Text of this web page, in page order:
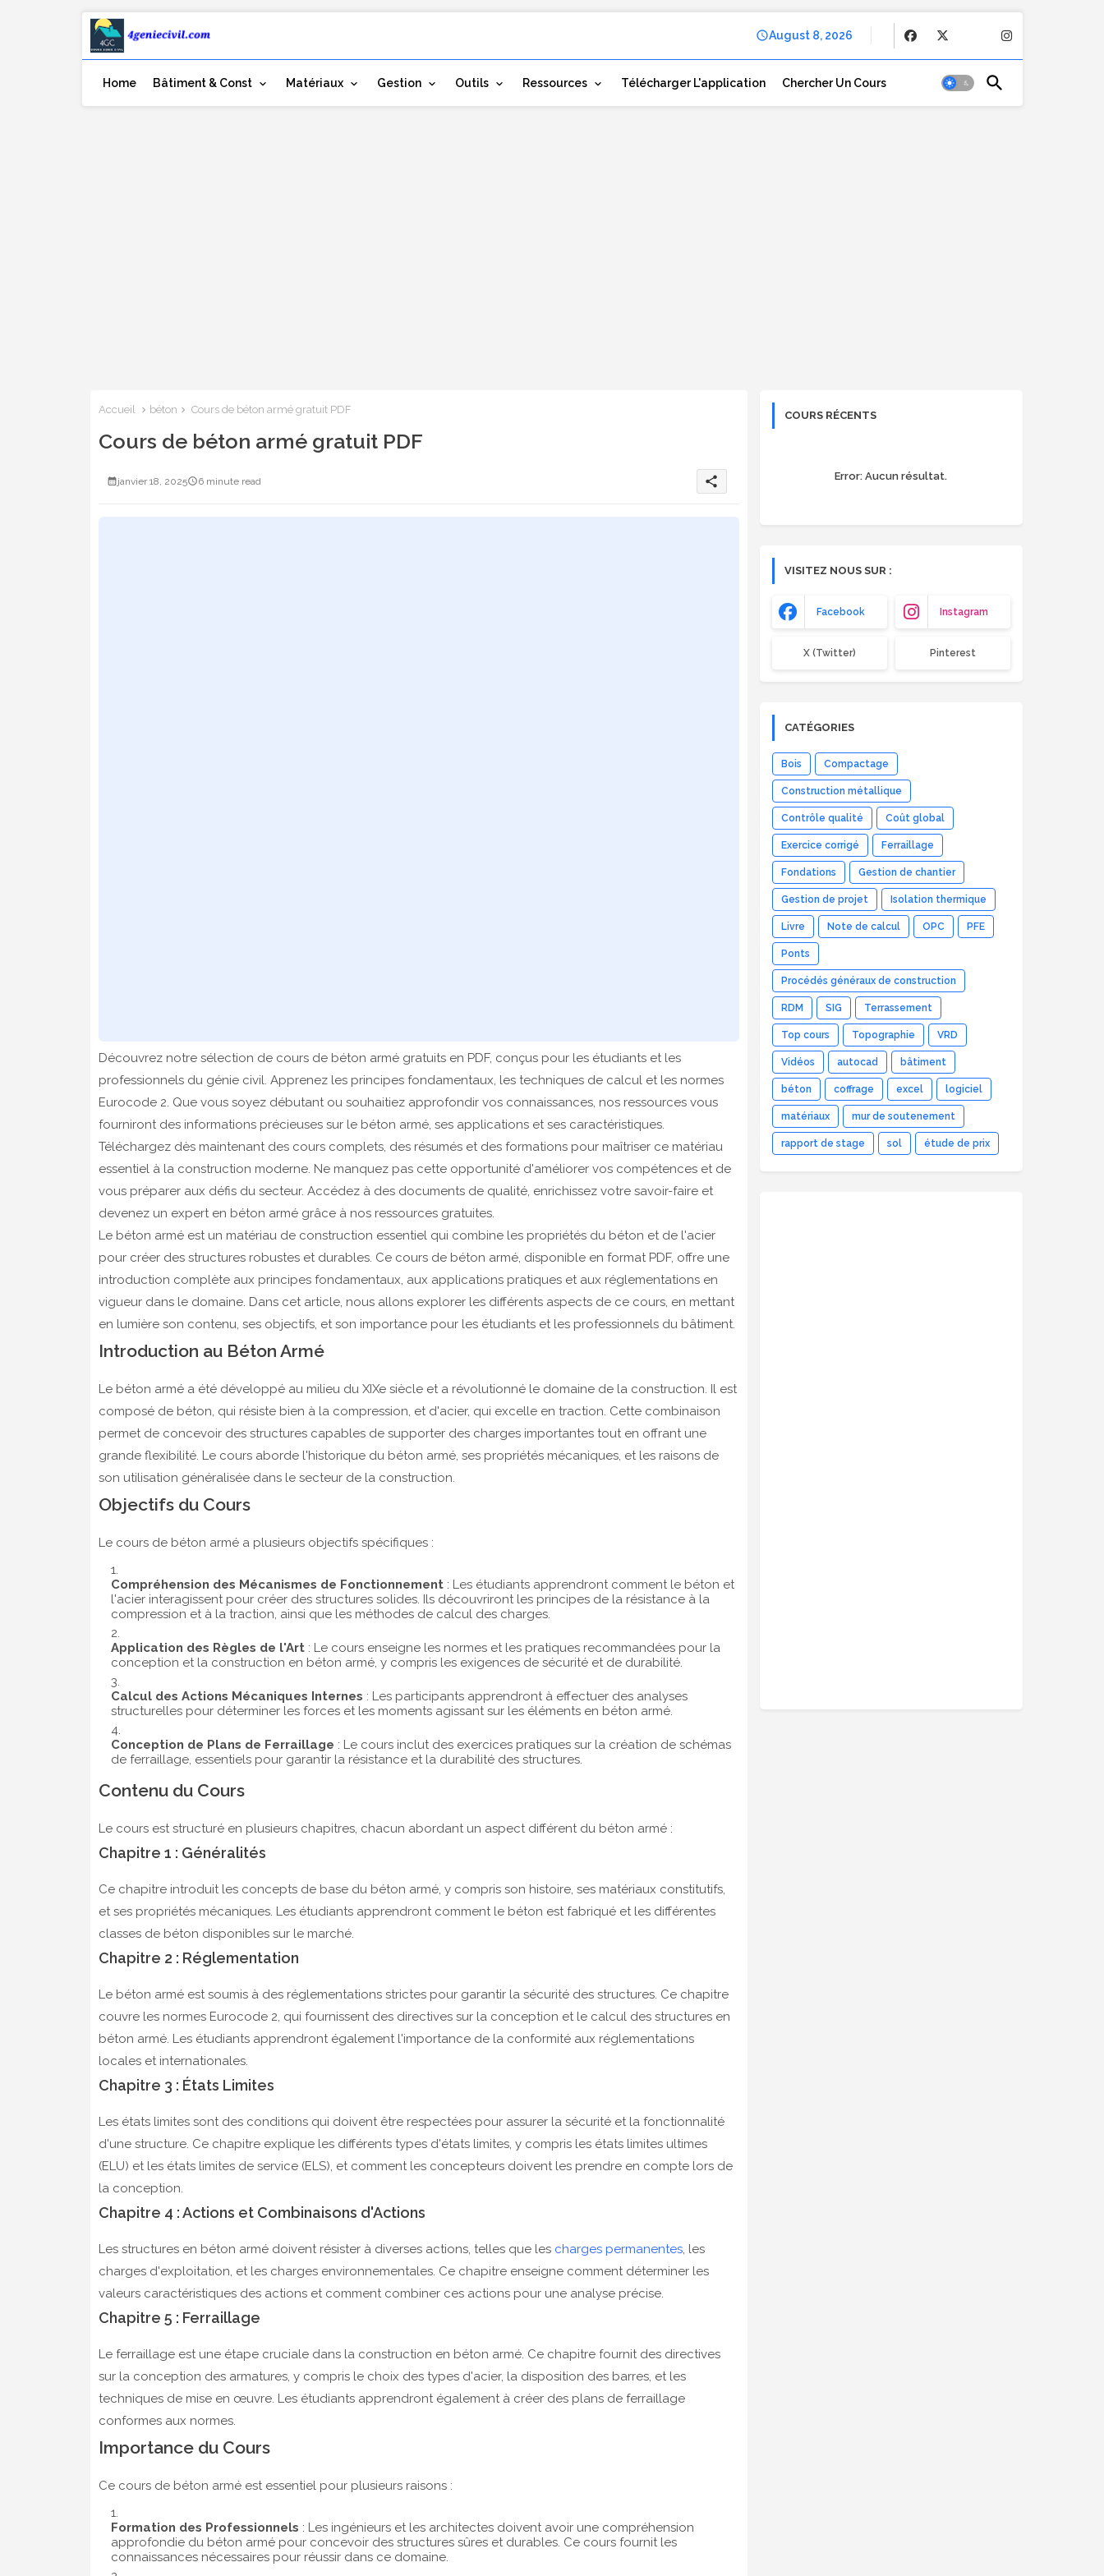
August 8, 2026
Home Bâtiment & Const Matériaux Gestion Outils Ressources Télécharger L'application Chercher Un Cours
Accueil béton Cours de béton armé gratuit PDF
Cours de béton armé gratuit PDF
janvier 18, 2025 6 minute read share
Découvrez notre sélection de cours de béton armé gratuits en PDF, conçus pour les étudiants et les
professionnels du génie civil. Apprenez les principes fondamentaux, les techniques de calcul et les normes
Eurocode 2. Que vous soyez débutant ou souhaitiez approfondir vos connaissances, nos ressources vous
fourniront des informations précieuses sur le béton armé, ses applications et ses caractéristiques.
Téléchargez dès maintenant des cours complets, des résumés et des formations pour maîtriser ce matériau
essentiel à la construction moderne. Ne manquez pas cette opportunité d'améliorer vos compétences et de
vous préparer aux défis du secteur. Accédez à des documents de qualité, enrichissez votre savoir-faire et
devenez un expert en béton armé grâce à nos ressources gratuites.
Le béton armé est un matériau de construction essentiel qui combine les propriétés du béton et de l'acier
pour créer des structures robustes et durables. Ce cours de béton armé, disponible en format PDF, offre une
introduction complète aux principes fondamentaux, aux applications pratiques et aux réglementations en
vigueur dans le domaine. Dans cet article, nous allons explorer les différents aspects de ce cours, en mettant
en lumière son contenu, ses objectifs, et son importance pour les étudiants et les professionnels du bâtiment.
Introduction au Béton Armé
Le béton armé a été développé au milieu du XIXe siècle et a révolutionné le domaine de la construction. Il est
composé de béton, qui résiste bien à la compression, et d'acier, qui excelle en traction. Cette combinaison
permet de concevoir des structures capables de supporter des charges importantes tout en offrant une
grande flexibilité. Le cours aborde l'historique du béton armé, ses propriétés mécaniques, et les raisons de
son utilisation généralisée dans le secteur de la construction.
Objectifs du Cours
Le cours de béton armé a plusieurs objectifs spécifiques :
Compréhension des Mécanismes de Fonctionnement: Les étudiants apprendront comment le béton et
l'acier interagissent pour créer des structures solides. Ils découvriront les principes de la résistance à la
compression et à la traction, ainsi que les méthodes de calcul des charges.
Application des Règles de l'Art: Le cours enseigne les normes et les pratiques recommandées pour la
conception et la construction en béton armé, y compris les exigences de sécurité et de durabilité.
Calcul des Actions Mécaniques Internes : Les participants apprendront à effectuer des analyses
structurelles pour déterminer les forces et les moments agissant sur les éléments en béton armé.
Conception de Plans de Ferraillage : Le cours inclut des exercices pratiques sur la création de schémas
de ferraillage, essentiels pour garantir la résistance et la durabilité des structures.
Contenu du Cours
Le cours est structuré en plusieurs chapitres, chacun abordant un aspect différent du béton armé :
Chapitre 1 : Généralités
Ce chapitre introduit les concepts de base du béton armé, y compris son histoire, ses matériaux constitutifs,
et ses propriétés mécaniques. Les étudiants apprendront comment le béton est fabriqué et les différentes
classes de béton disponibles sur le marché.
Chapitre 2 : Réglementation
Le béton armé est soumis à des réglementations strictes pour garantir la sécurité des structures. Ce chapitre
couvre les normes Eurocode 2, qui fournissent des directives sur la conception et le calcul des structures en
béton armé. Les étudiants apprendront également l'importance de la conformité aux réglementations
locales et internationales.
Chapitre 3 : États Limites
Les états limites sont des conditions qui doivent être respectées pour assurer la sécurité et la fonctionnalité
d'une structure. Ce chapitre explique les différents types d'états limites, y compris les états limites ultimes
(ELU) et les états limites de service (ELS), et comment les concepteurs doivent les prendre en compte lors de
la conception.
Chapitre 4 : Actions et Combinaisons d'Actions
Les structures en béton armé doivent résister à diverses actions, telles que les charges permanentes, les
charges d'exploitation, et les charges environnementales. Ce chapitre enseigne comment déterminer les
valeurs caractéristiques des actions et comment combiner ces actions pour une analyse précise.
Chapitre 5 : Ferraillage
Le ferraillage est une étape cruciale dans la construction en béton armé. Ce chapitre fournit des directives
sur la conception des armatures, y compris le choix des types d'acier, la disposition des barres, et les
techniques de mise en œuvre. Les étudiants apprendront également à créer des plans de ferraillage
conformes aux normes.
Importance du Cours
Ce cours de béton armé est essentiel pour plusieurs raisons :
Formation des Professionnels : Les ingénieurs et les architectes doivent avoir une compréhension
approfondie du béton armé pour concevoir des structures sûres et durables. Ce cours fournit les
connaissances nécessaires pour réussir dans ce domaine.
COURS RÉCENTS
Error: Aucun résultat.
VISITEZ NOUS SUR :
Facebook Instagram
X (Twitter) Pinterest
CATÉGORIES
Bois Compactage
Construction métallique
Contrôle qualité Coût global
Exercice corrigé Ferraillage
Fondations Gestion de chantier
Gestion de projet Isolation thermique
Livre Note de calcul OPC PFE
Ponts
Procédés généraux de construction
RDM SIG Terrassement
Top cours Topographie VRD
Vidéos autocad bâtiment
béton coffrage excel logiciel
matériaux mur de soutenement
rapport de stage sol étude de prix